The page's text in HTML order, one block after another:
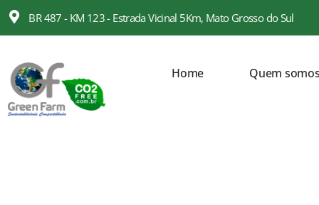
BR 487 - KM 123 - Estrada Vicinal 5Km, Mato Grosso do Sul
Home Quem